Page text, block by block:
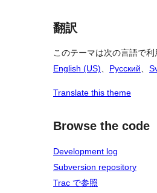
翻訳
このテーマは次の言語で利
English (US)、 Русский、
Translate this theme
Browse the code
Development log
Subversion repository
Trac で参照